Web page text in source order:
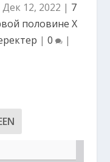
Дек 12, 2022 | 7
половине ХҮ
| 0 |